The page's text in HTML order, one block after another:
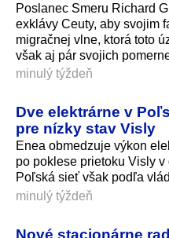
Poslanec Smeru Richard
exklávy Ceuty, aby svojim
migračnej vlne, ktorá toto
však aj pár svojich
minulý týždeň
Dve elektrárne v
pre nízky stav Visly
Enea obmedzuje výkon
po poklese prietoku Visly
Poľská sieť však podľa
minulý týždeň
Nové stacionárne